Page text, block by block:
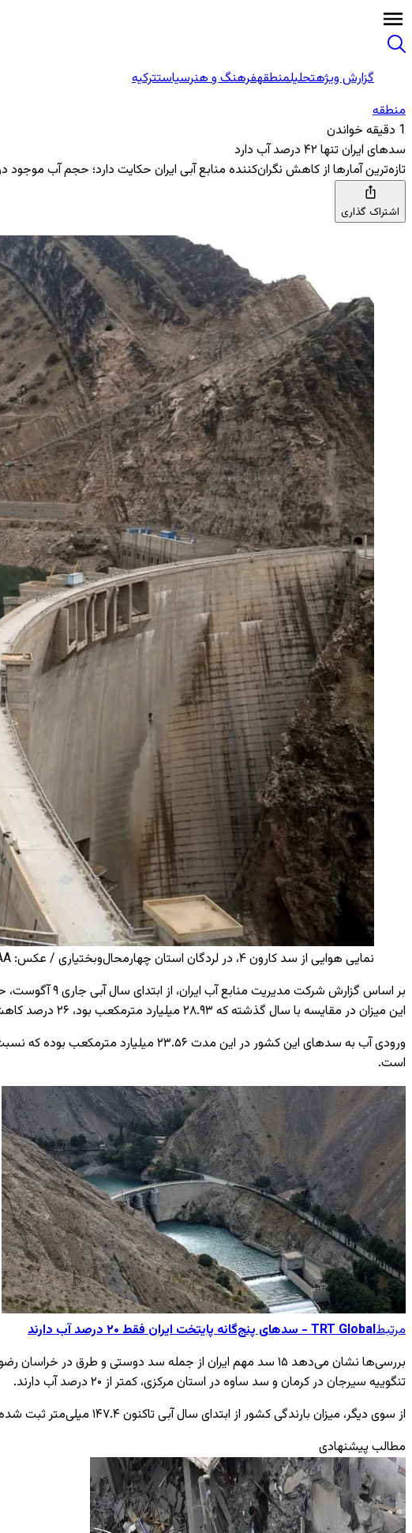
گزارش ویژهتحلیلمنطقهفرهنگ و هنرسیاستترکیه
منطقه‌
1 دقیقه خواندن
سدهای ایران تنها ۴۲ درصد آب دارد
تازه‌ترین آمارها از کاهش نگران‌کننده منابع آبی ایران حکایت دارد؛ حجم آب موجود در مخازن سدها نسبت به سال گذشته ۲۶
اشتراک گذاری
نمایی هوایی از سد کارون ۴، در لردگان استان چهارمحال‌وبختیاری / عکس: AA / AA
این میزان در مقایسه با سال گذشته که ۲۸.۹۳ میلیارد مترمکعب بود، ۲۶ درصد کاهش‌یافته است.
است.
مرتبطTRT Global - سدهای پنج‌گانه پایتخت ایران فقط ۲۰ درصد آب دارند
بررسی‌ها نشان می‌دهد ۱۵ سد مهم ایران از جمله سد دوستی و
تنگوییه سیرجان در کرمان و سد ساوه در استان مرکزی، کمتر از ۲۰ درصد آب دارند.
از سوی دیگر، میزان بارندگی کشور از ابتدای سال آبی تاکنون ۱۴۷.۴ میلی‌متر ثبت شده که نسبت به میانگین بلندمدت ۴۰ درصد و نسبت به سال گذشته ۴۱ درصد کاهش داشته است.
مطالب پیشنهادی